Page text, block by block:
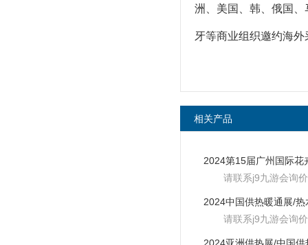
洲、美国、韩、俄国
牙等商业组织邀约海外
相关产品
请联系j9九游会询价
请联系j9九游会询价